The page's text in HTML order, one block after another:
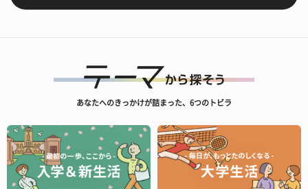
あなたへのきっかけが詰まった、6つのトビラ